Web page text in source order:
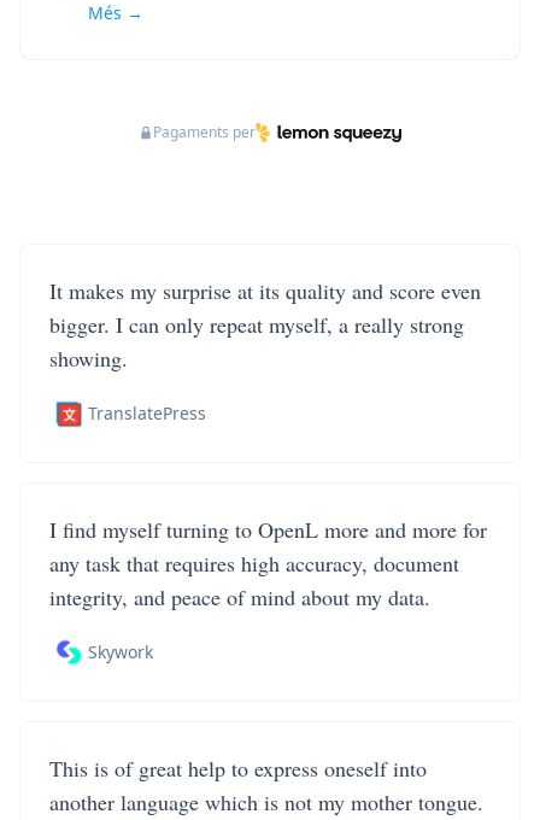
Més →
Pagaments per
It makes my surprise at its quality and score even
bigger. I can only repeat myself, a really strong
showing.
TranslatePress
I find myself turning to OpenL more and more for
any task that requires high accuracy, document
integrity, and peace of mind about my data.
Skywork
This is of great help to express oneself into
another language which is not my mother tongue.